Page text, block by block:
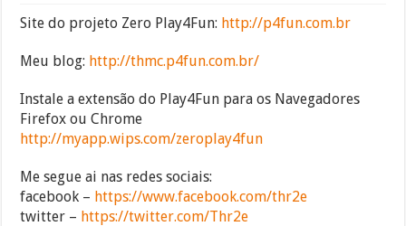
Site do projeto Zero Play4Fun: http://p4fun.com.br
Meu blog: http://thmc.p4fun.com.br/
Instale a extensão do Play4Fun para os Navegadores
Firefox ou Chrome
http://myapp.wips.com/zeroplay4fun
Me segue ai nas redes sociais:
facebook – https://www.facebook.com/thr2e
twitter – https://twitter.com/Thr2e